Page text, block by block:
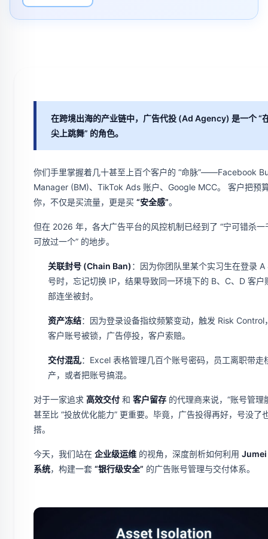
在跨境出海的产业链中，广告代投 (Ad Agency) 是一个 “
尖上跳舞” 的角色。
你们手里掌握着几十甚至上百个客户的 “命脉”——Facebook
Manager (BM)、TikTok Ads 账户、Google MCC。 客户把预
你，不仅是买流量，更是买 “安全感”。
但在 2026 年，各大广告平台的风控机制已经到了 “宁可错杀一
可放过一个” 的地步。
关联封号 (Chain Ban) ：因为你团队里某个实习生在登录 A
号时，忘记切换 IP，结果导致同一环境下的 B、C、D 客户
部连坐被封。
资产冻结：因为登录设备指纹频繁变动，触发 Risk Control
客户账号被锁，广告停投，客户索赔。
交付混乱：Excel 表格管理几百个账号密码，员工离职带走
产，或者把账号搞混。
对于一家追求 高效交付 和 客户留存 的代理商来说，“账号管理
甚至比 “投放优化能力” 更重要。毕竟，广告投得再好，号没了
搭。
今天，我们站在 企业级运维 的视角，深度剖析如何利用 Jumei
系统，构建一套 “银行级安全” 的广告账号管理与交付体系。